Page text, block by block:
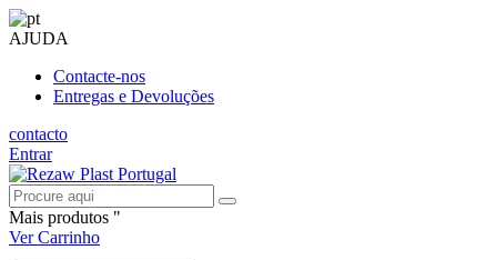
AJUDA
Contacte-nos
Entregas e Devoluções
contacto
Entrar
Mais produtos "
Ver Carrinho